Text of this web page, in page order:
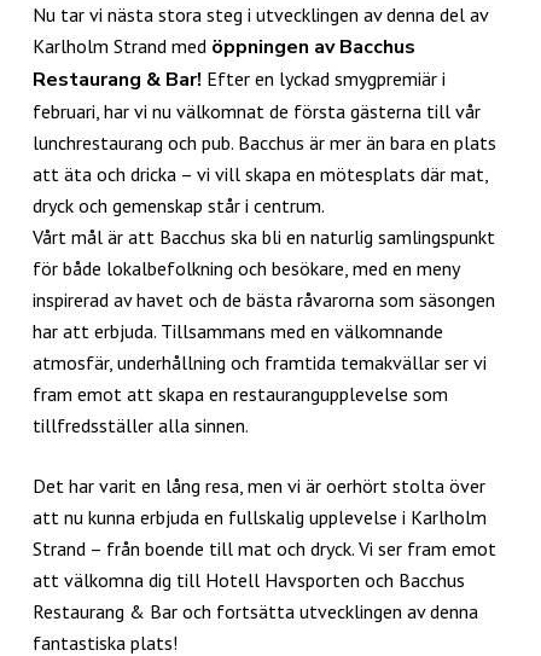
Nu tar vi nästa stora steg i utvecklingen av denna del av
Karlholm Strand medöppningen av Bacchus
Restaurang & Bar! Efter en lyckad smygpremiär i
februari, har vi nu välkomnat de första gästerna till vår
lunchrestaurang och pub. Bacchus är mer än bara en plats
att äta och dricka – vi vill skapa en mötesplats där mat,
dryck och gemenskap står i centrum.
Vårt mål är att Bacchus ska bli en naturlig samlingspunkt
för både lokalbefolkning och besökare, med en meny
inspirerad av havet och de bästa råvarorna som säsongen
har att erbjuda. Tillsammans med en välkomnande
atmosfär, underhållning och framtida temakvällar ser vi
fram emot att skapa en restaurangupplevelse som
tillfredsställer alla sinnen.
Det har varit en lång resa, men vi är oerhört stolta över
att nu kunna erbjuda en fullskalig upplevelse i Karlholm
Strand – från boende till mat och dryck. Vi ser fram emot
att välkomna dig till Hotell Havsporten och Bacchus
Restaurang & Bar och fortsätta utvecklingen av denna
fantastiska plats!